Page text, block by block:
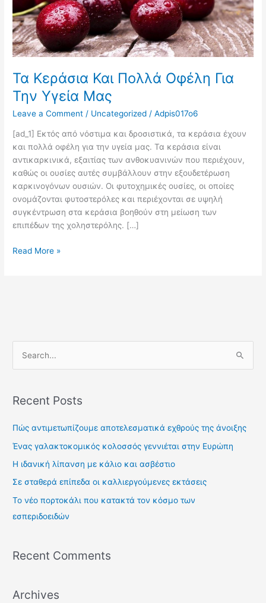
Τα Κεράσια Και Πολλά Οφέλη Για
Την Υγεία Μας
Leave a Comment / Uncategorized /Adpis017o6
[ad_1] Εκτός από νόστιμα και δροσιστικά, τα κεράσια έχουν
και πολλά οφέλη για την υγεία μας. Τα κεράσια είναι
αντικαρκινικά, εξαιτίας των ανθοκυανινών που περιέχουν,
καθώς οι ουσίες αυτές συμβάλλουν στην εξουδετέρωση
καρκινογόνων ουσιών. Οι φυτοχημικές ουσίες, οι οποίες
ονομάζονται φυτοστερόλες και περιέχονται σε υψηλή
συγκέντρωση στα κεράσια βοηθούν στη μείωση των
επιπέδων της χοληστερόλης. […]
Read More »
r
o
r
:
Recent Posts
Πώς αντιμετωπίζουμε αποτελεσματικά εχθρούς της άνοιξης
Ένας γαλακτοκομικός κολοσσός γεννιέται στην Ευρώπη
Η ιδανική λίπανση με κάλιο και ασβέστιο
Σε σταθερά επίπεδα οι καλλιεργούμενες εκτάσεις
Το νέο πορτοκάλι που κατακτά τον κόσμο των
εσπεριδοειδών
Recent Comments
Archives